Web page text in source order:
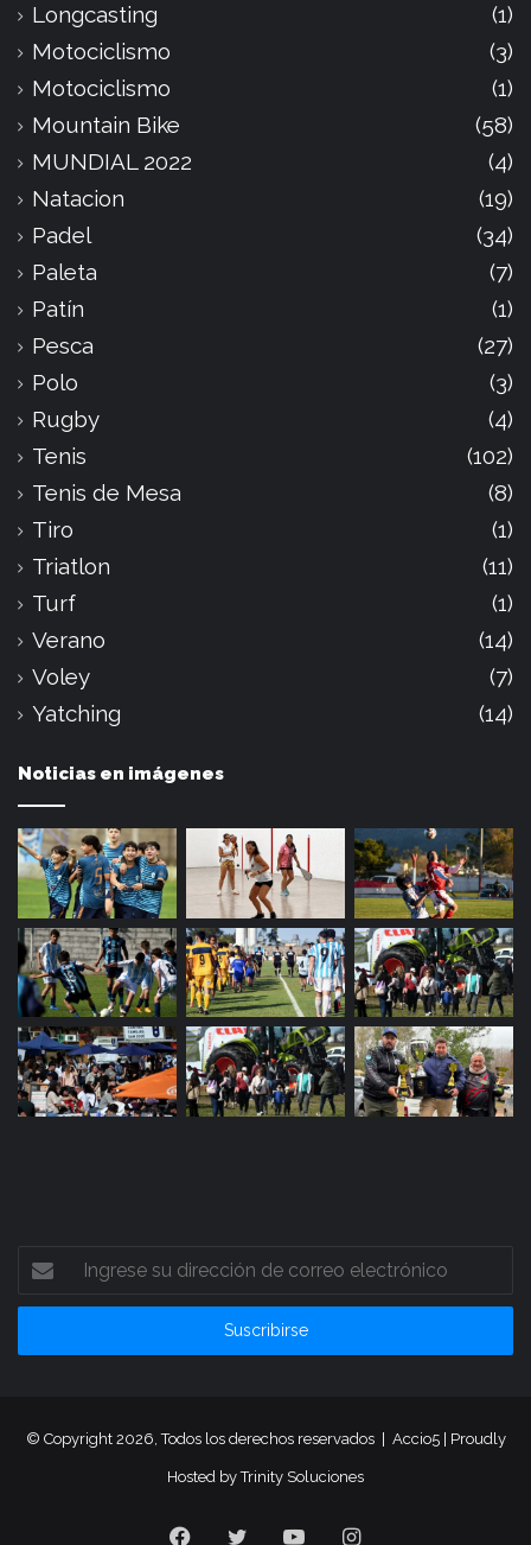
Longcasting
(1)
Motociclismo
(3)
Motociclismo
(1)
Mountain Bike
(58)
MUNDIAL 2022
(4)
Natacion
(19)
Padel
(34)
Paleta
(7)
Patín
(1)
Pesca
(27)
Polo
(3)
Rugby
(4)
Tenis
(102)
Tenis de Mesa
(8)
Tiro
(1)
Triatlon
(11)
Turf
(1)
Verano
(14)
Voley
(7)
Yatching
(14)
Noticias en imágenes
Ingrese
su
dirección
correo
© Copyright 2026, Todos los derechos reservados | Accio5| Proudly
Hosted byTrinity Soluciones
Facebook
Twitter YouTubeInstagram